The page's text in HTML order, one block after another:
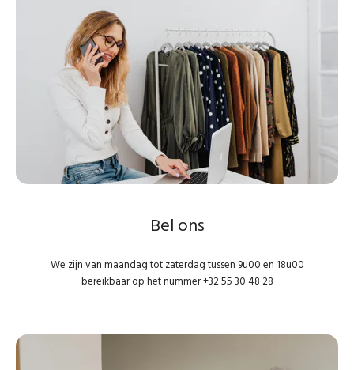
Bel ons
We zijn van maandag tot zaterdag tussen 9u00 en 18u00
bereikbaar op het nummer+32 55 30 48 28